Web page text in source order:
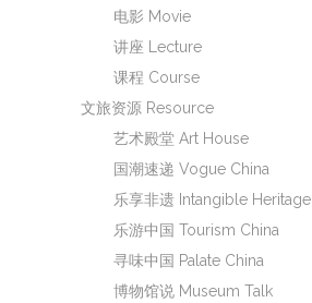
电影 Movie
讲座 Lecture
课程 Course
文旅资源 Resource
艺术殿堂 Art House
国潮速递 Vogue China
乐享非遗 Intangible Heritage
乐游中国 Tourism China
寻味中国 Palate China
博物馆说 Museum Talk